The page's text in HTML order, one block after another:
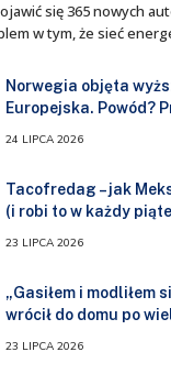
się 365 nowych
w tym, że sieć
Norwegia objęta
Europejska. Powód?
24 LIPCA 2026
Tacofredag – jak
(i robi to w każdy
23 LIPCA 2026
„Gasiłem i modliłem
wrócił do domu po
23 LIPCA 2026